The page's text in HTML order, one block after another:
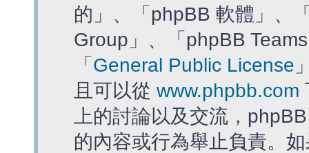
的」、「phpBB 軟體」、
Group」、「phpBB
「 General Public License
且可以從 www.phpbb.com
上的討論以及交流，
的內容或行為舉止負責。